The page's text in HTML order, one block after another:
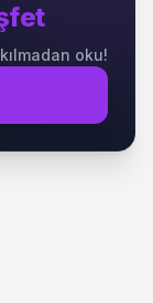
oku!